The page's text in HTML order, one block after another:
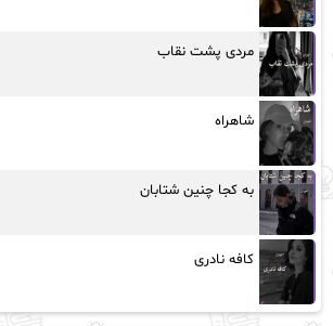
مردی پشت نقاب
شاهراه
به کجا چنین شتابان
کافه نادری